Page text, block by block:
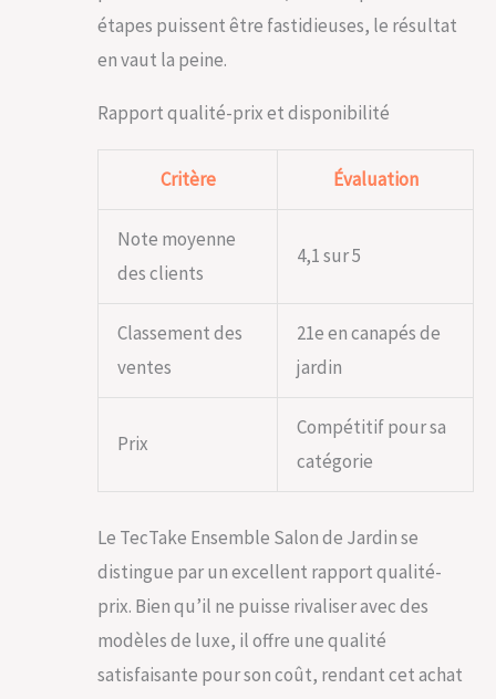
notre table de jardin
en resine, qui
votre salon de jardin.
SIMPLICITÉ DE
MONTAGE &
ENTRETIEN FACILE:
facilement votre
grâce à son système
Ce salon est conçu
pour faciliter votre
vie, avec des
housses amovibles
et lavables,
garantissant un
entretien aisé. Parfait
pour un usage
quotidien, il reste
minimum d'effort.
Que ce soit pour un
salon de jardin
exterieur ou un
ensemble repas de
jardin exterieur,
profitez d'une
étapes puissent être fastidieuses, le résultat
en vaut la peine.
Rapport qualité-prix et disponibilité
Critère Évaluation
Note moyenne
des clients
4,1 sur 5
Classement des
ventes
21e en canapés de
jardin
Prix
Compétitif pour sa
catégorie
Le TecTake Ensemble Salon de Jardin se
distingue par un excellent rapport qualité-
prix. Bien qu’il ne puisse rivaliser avec des
modèles de luxe, il offre une qualité
satisfaisante pour son coût, rendant cet achat